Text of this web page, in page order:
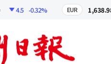
4.5 -0.32% EUR 1,638.98